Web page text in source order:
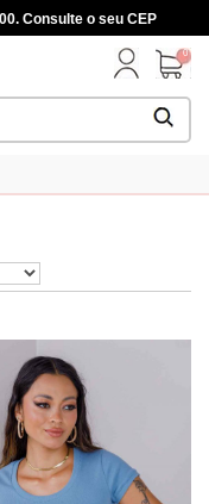
Consulte o seu CEP
0